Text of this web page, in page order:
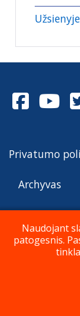
Užsienyje
Privatumo
Archyvas
Naudojant
patogesnis.